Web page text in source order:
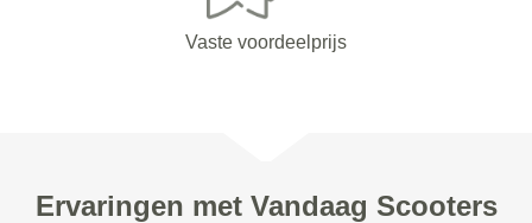
Vaste voordeelprijs
Ervaringen met Vandaag Scooters